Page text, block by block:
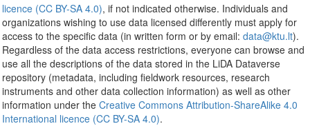
licence (CC BY-SA 4.0), if not indicated otherwise. Individuals and
organizations wishing to use data licensed differently must apply for
access to the specific data (in written form or by email: data@ktu.lt).
Regardless of the data access restrictions, everyone can browse and
use all the descriptions of the data stored in the LiDA Dataverse
repository (metadata, including fieldwork resources, research
instruments and other data collection information) as well as other
information under the Creative Commons Attribution-ShareAlike 4.0
International licence (CC BY-SA 4.0).